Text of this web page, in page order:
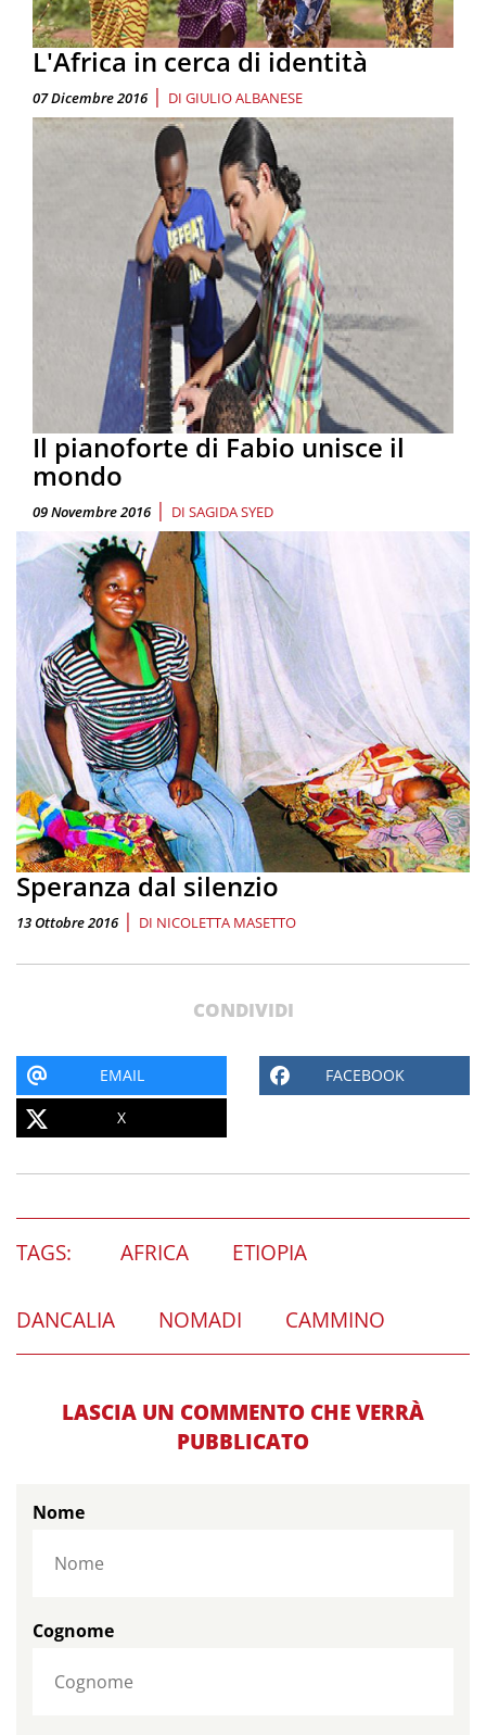
L'Africa in cerca di identità
07 Dicembre 2016 | DI GIULIO ALBANESE
Il pianoforte di Fabio unisce il
mondo
09 Novembre 2016 | DI SAGIDA SYED
Speranza dal silenzio
13 Ottobre 2016 | DI NICOLETTA MASETTO
CONDIVIDI
EMAIL FACEBOOK
X
TAGS: AFRICA ETIOPIA
DANCALIA NOMADI CAMMINO
LASCIA UN COMMENTO CHE VERRÀ
PUBBLICATO
Nome
Cognome